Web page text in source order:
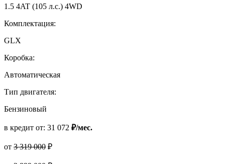
1.5 4AT (105 л.с.) 4WD
Комплектация:
GLX
Коробка:
Автоматическая
Тип двигателя:
Бензиновый
в кредит от: 31 072 ₽/мес.
от 3 319 000 ₽